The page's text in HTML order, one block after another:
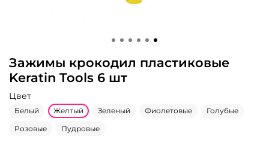
Зажимы крокодил пластиковые
Keratin Tools 6 шт
Цвет
Белый Желтый Зеленый Фиолетовые
Голубые
Розовые
Пудровые